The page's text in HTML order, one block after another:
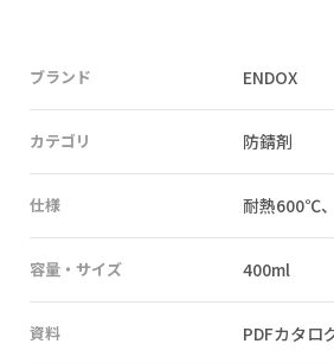
ブランド ENDOX
カテゴリ 防錆剤
仕様 耐熱600℃
容量・サイズ 400ml
資料 PDFカタロ